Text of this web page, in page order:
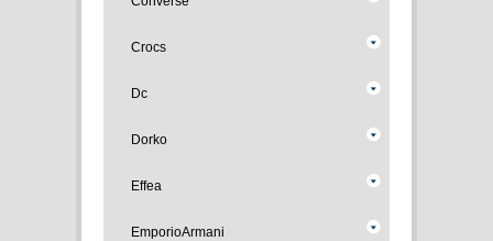
Crocs
Dc
Dorko
Effea
EmporioArmani